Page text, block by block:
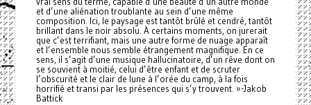
et d’une aliénation troublante au sein d’une même
composition. Ici, le paysage est tantôt brûlé et cendré, tantôt
brillant dans le noir absolu. À certains moments, on jurerait
que c’est terrifiant, mais une autre forme de nuage apparaît
et l’ensemble nous semble étrangement magnifique. En ce
sens, il s’agit d’une musique hallucinatoire, d’un rêve dont on
se souvient à moitié, celui d’être enfant et de scruter
l’obscurité et le clair de lune à l’orée du camp, à la fois
horrifié et transi par les présences qui s’y trouvent. »-Jakob
Battick